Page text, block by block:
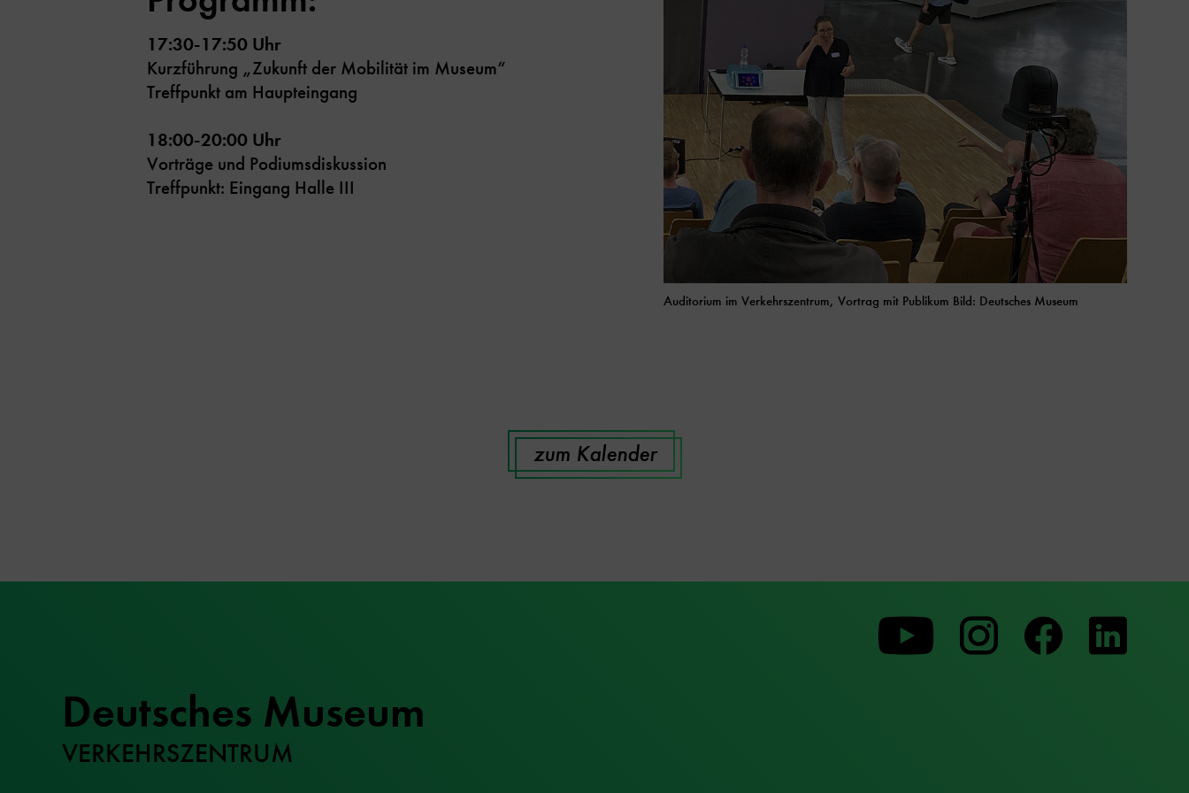
Auditorium im Verkehrszentrum, Vortrag mit Publikum Bild: Deutsches Museum
17:30-17:50 Uhr
Kurzführung „Zukunft der Mobilität im Museum“
Treffpunkt am Haupteingang
18:00-20:00 Uhr
Vorträge und Podiumsdiskussion
Treffpunkt: Eingang Halle III
zum Kalender
Deutsches Museum
VERKEHRSZENTRUM
Zu
unserer
Zu
unserer
Zu
unserer